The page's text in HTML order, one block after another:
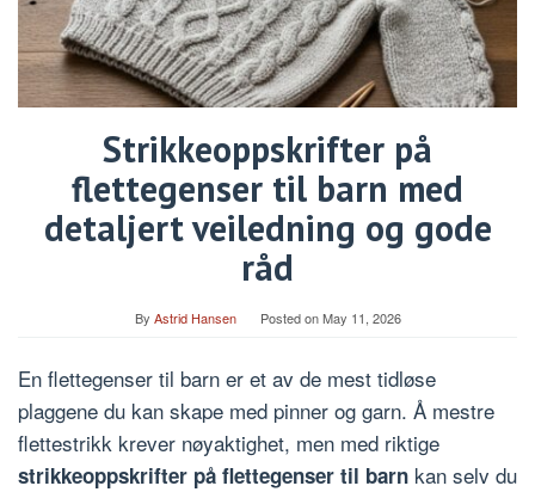
Strikkeoppskrifter på
flettegenser til barn med
detaljert veiledning og gode
råd
By Astrid Hansen Posted onMay 11, 2026
En flettegenser til barn er et av de mest tidløse
plaggene du kan skape med pinner og garn. Å mestre
flettestrikk krever nøyaktighet, men med riktige
strikkeoppskrifter på flettegenser til barn kan selv du